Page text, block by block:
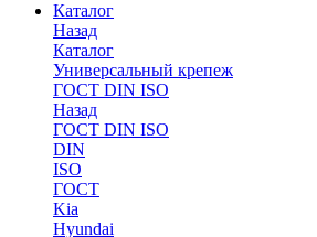
Каталог
Назад
Каталог
Универсальный крепеж
ГОСТ DIN ISO
Назад
ГОСТ DIN ISO
DIN
ISO
ГОСТ
Kia
Hyundai